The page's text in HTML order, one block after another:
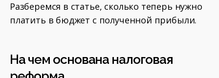
Разберемся в статье, сколько теперь нужно
платить в бюджет с полученной прибыли.
На чем основана налоговая